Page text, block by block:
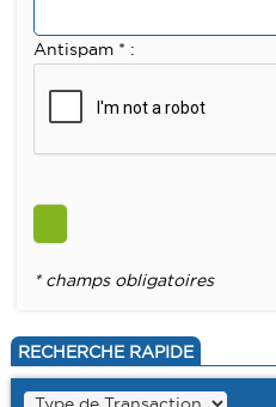
Antispam * :
* champs obligatoires
RECHERCHE RAPIDE